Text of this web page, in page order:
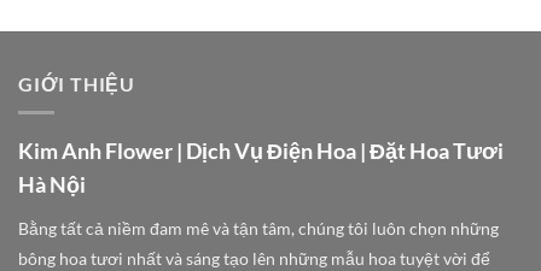
GIỚI THIỆU
Kim Anh Flower | Dịch Vụ Điện Hoa | Đặt Hoa Tươi
Hà Nội
Bằng tất cả niềm đam mê và tận tâm, chúng tôi luôn chọn những
bông hoa tươi nhất và sáng tạo lên những mẫu hoa tuyệt vời để